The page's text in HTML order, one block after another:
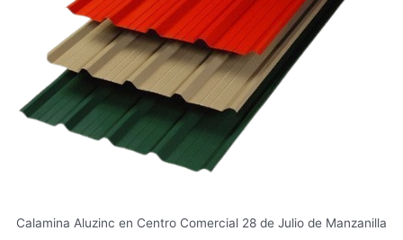
Calamina Aluzinc en Centro Comercial 28 de Julio de Manzanilla